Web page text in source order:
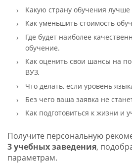
Какую страну обучения
Как уменьшить стоимость
Где будет наиболее
обучение.
Как оценить свои шансы на
ВУЗ.
Что делать, если уровень
Без чего ваша заявка не
Как подготовиться к жизни и
Получите персональную
3 учебных заведения,
параметрам.